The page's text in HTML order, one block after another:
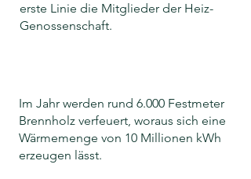
erste Linie die Mitglieder der Heiz-
Genossenschaft.
Im Jahr werden rund 6.000 Festmeter
Brennholz verfeuert, woraus sich eine
Wärmemenge von 10 Millionen kWh
erzeugen lässt.